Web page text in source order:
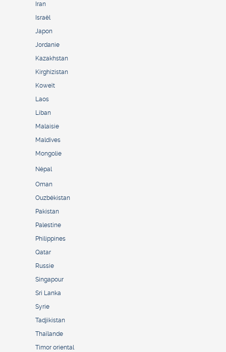
Iran
Israël
Japon
Jordanie
Kazakhstan
Kirghizistan
Koweït
Laos
Liban
Malaisie
Maldives
Mongolie
Népal
Oman
Ouzbékistan
Pakistan
Palestine
Philippines
Qatar
Russie
Singapour
Sri Lanka
Syrie
Tadjikistan
Thaïlande
Timor oriental